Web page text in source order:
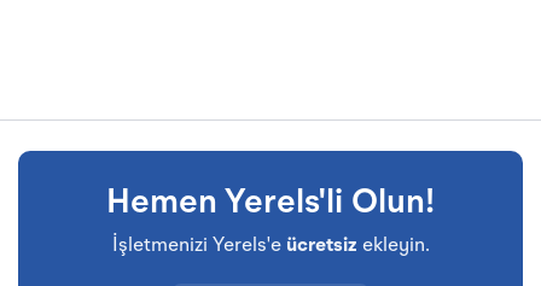
Hemen Yerels'li Olun!
İşletmenizi Yerels'e ücretsiz ekleyin.